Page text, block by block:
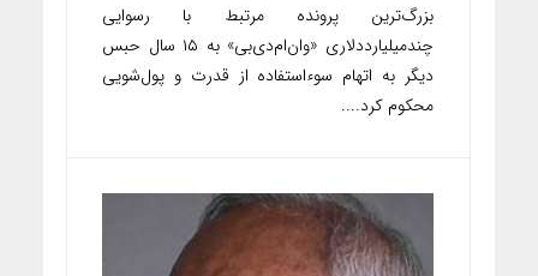
بزرگ‌ترین پرونده مرتبط با رسوایی
چندمیلیارددلاری «وان‌ام‌دی‌بی» به ۱۵ سال حبس
دیگر به اتهام سوءاستفاده از قدرت و پول‌شویی
محکوم کرد....